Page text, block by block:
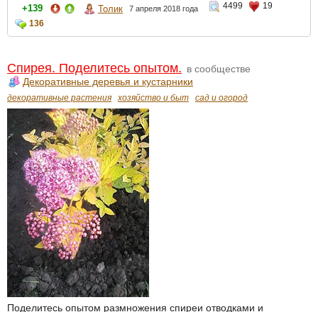
+139 Толик 7 апреля 2018 года 4499
19
136
Спирея. Поделитесь опытом. в сообществе
Декоративные деревья и кустарники
декоративные растения хозяйство и быт сад и огород
Поделитесь опытом размножения спиреи отводками и